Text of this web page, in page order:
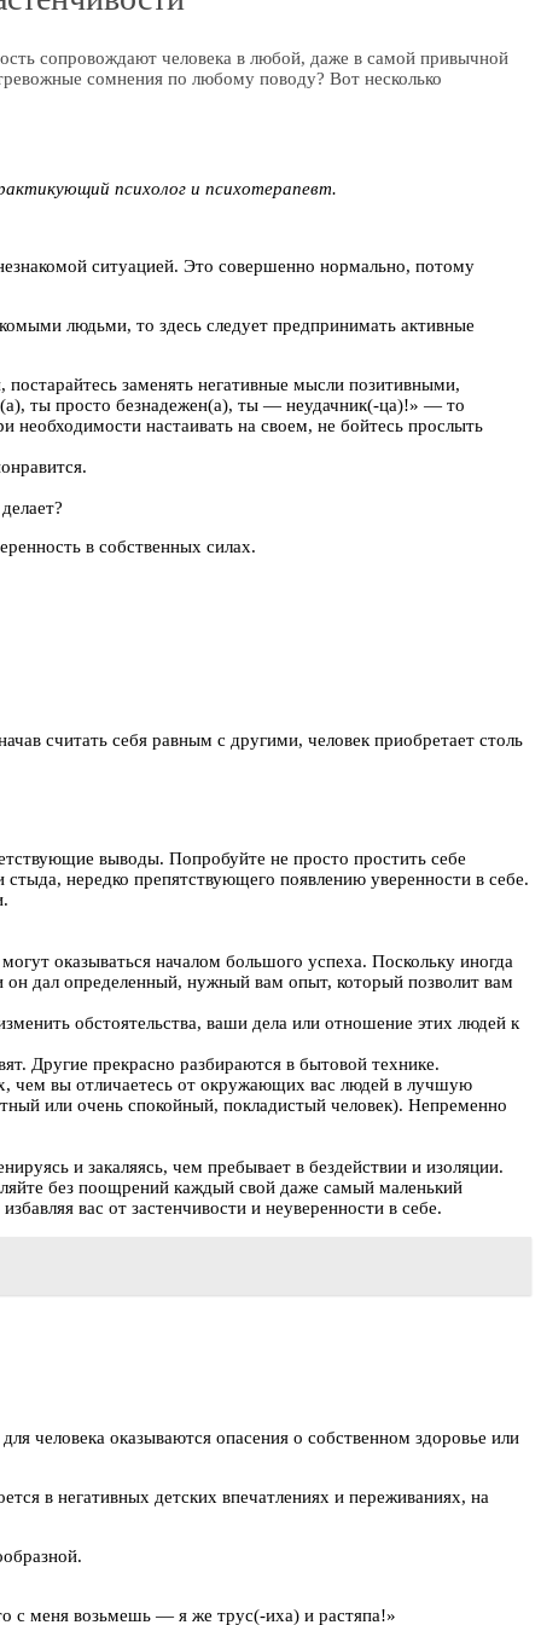
сопровождают человека в любой, даже в самой привычной
сомнения по любому поводу? Вот несколько
психолог и психотерапевт.
ситуацией. Это совершенно нормально, потому
людьми, то здесь следует предпринимать активные
заменять негативные мысли позитивными,
ты просто безнадежен(а), ты — неудачник(-ца)!» — то
необходимости настаивать на своем, не бойтесь прослыть
в собственных силах.
считать себя равным с другими, человек приобретает столь
выводы. Попробуйте не просто простить себе
нередко препятствующего появлению уверенности в себе.
оказываться началом большого успеха. Поскольку иногда
он дал определенный, нужный вам опыт, который позволит вам
обстоятельства, ваши дела или отношение этих людей к
Другие прекрасно разбираются в бытовой технике.
чем вы отличаетесь от окружающих вас людей в лучшую
или очень спокойный, покладистый человек). Непременно
и закаляясь, чем пребывает в бездействии и изоляции.
без поощрений каждый свой даже самый маленький
вас от застенчивости и неуверенности в себе.
человека оказываются опасения о собственном здоровье или
в негативных детских впечатлениях и переживаниях, на
с меня возьмешь — я же трус(-иха) и растяпа!»